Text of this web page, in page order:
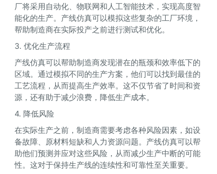
厂将采用自动化、物联网和人工智能技术，实现高度智
能化的生产。产线仿真可以模拟这些复杂的工厂环境，
帮助制造商在实际投产之前进行测试和优化。
3. 优化生产流程
产线仿真可以帮助制造商发现潜在的瓶颈和效率低下的
区域。通过模拟不同的生产方案，他们可以找到最佳的
工艺流程，从而提高生产效率。这不仅节省了时间和资
源，还有助于减少浪费，降低生产成本。
4. 降低风险
在实际生产之前，制造商需要考虑各种风险因素，如设
备故障、原材料短缺和人力资源问题。产线仿真可以帮
助他们预测并应对这些风险，从而减少生产中断的可能
性。这对于保持生产线的连续性和可靠性至关重要。